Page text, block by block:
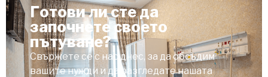
Готови ли сте да
започнете своето
пътуване?
Свържете се с нас днес, за да обсъдим
вашите нужди и да разгледате нашата